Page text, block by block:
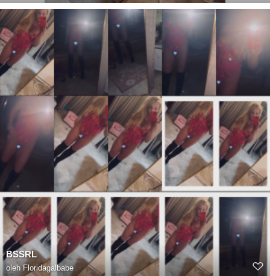
BSSRL
olehFloridagalbabe